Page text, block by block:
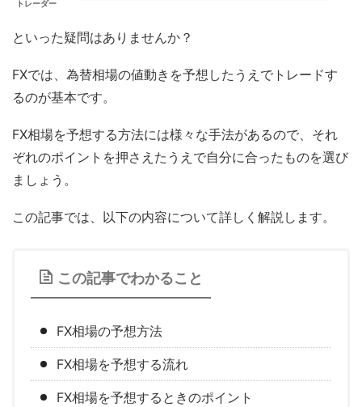
トレーダー
といった疑問はありませんか？
FXでは、為替相場の値動きを予想したうえでトレードす
るのが基本です。
FX相場を予想する方法には様々な手法があるので、それ
ぞれのポイントを押さえたうえで自分に合ったものを選び
ましょう。
この記事では、以下の内容について詳しく解説します。
この記事でわかること
FX相場の予想方法
FX相場を予想する流れ
FX相場を予想するときのポイント